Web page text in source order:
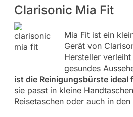
Clarisonic Mia Fit
Mia Fit ist ein
Gerät von
Hersteller
gesundes
ist die Reinigungsbürste ideal
sie passt in kleine
Reisetaschen oder auch in den